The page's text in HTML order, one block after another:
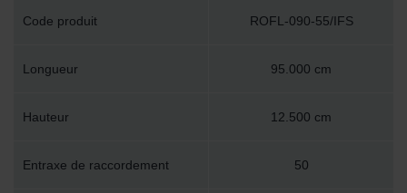
Code produit ROFL-090-55/IFS
Longueur 95.000 cm
Hauteur 12.500 cm
Entraxe de raccordement 50